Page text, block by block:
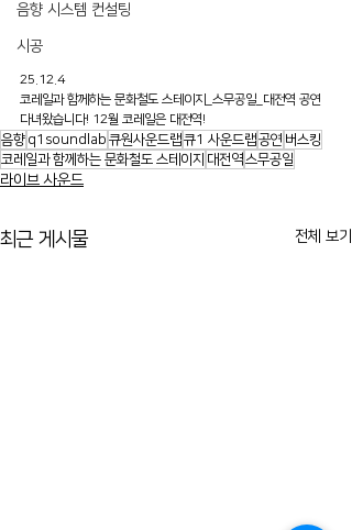
음향 시스템 컨설팅
시공
25.12.4
코레일과 함께하는 문화철도 스테이지_스무공일_대전역 공연
다녀왔습니다! 12월 코레일은 대전역!
음향 q1soundlab 큐원사운드랩큐1 사운드랩공연 버스킹
코레일과 함께하는 문화철도 스테이지 대전역 스무공일
라이브 사운드
최근 게시물 전체 보기